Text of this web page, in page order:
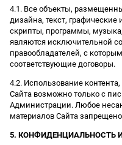
4.1. Все объекты,
дизайна, текст,
скрипты, программы, музыка,
являются исключительной
правообладателей, с
соответствующие договоры.
4.2. Использование
Сайта возможно только с
Администрации. Любое
материалов Сайта
5. КОНФИДЕНЦИАЛЬНОСТЬ